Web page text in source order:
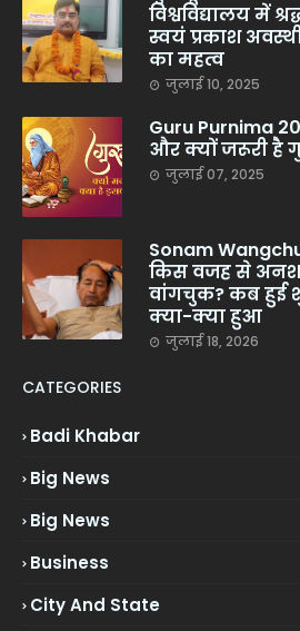
विश्वविद्यालय में
स्वयं प्रकाश
का महत्व
जुलाई 10, 2025
Guru Purnima
और क्यों जरूरी है
जुलाई 07, 2025
Sonam
किस वजह से
वांगचुक? कब
क्या-क्या हुआ
जुलाई 18, 2026
CATEGORIES
Badi Khabar
Big News
Big News
Business
City And State